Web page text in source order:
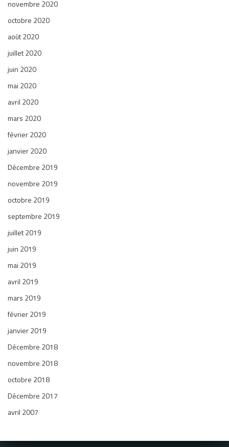
novembre 2020
octobre 2020
août 2020
juillet 2020
juin 2020
mai 2020
avril 2020
mars 2020
février 2020
janvier 2020
Décembre 2019
novembre 2019
octobre 2019
septembre 2019
juillet 2019
juin 2019
mai 2019
avril 2019
mars 2019
février 2019
janvier 2019
Décembre 2018
novembre 2018
octobre 2018
Décembre 2017
avril 2007